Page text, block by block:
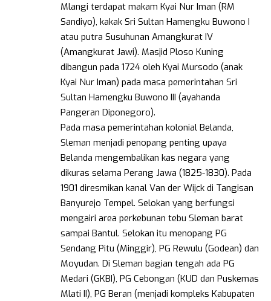
Mlangi terdapat makam Kyai Nur Iman (RM
Sandiyo), kakak Sri Sultan Hamengku Buwono I
atau putra Susuhunan Amangkurat IV
(Amangkurat Jawi). Masjid Ploso Kuning
dibangun pada 1724 oleh Kyai Mursodo (anak
Kyai Nur Iman) pada masa pemerintahan Sri
Sultan Hamengku Buwono III (ayahanda
Pangeran Diponegoro).
Pada masa pemerintahan kolonial Belanda,
Sleman menjadi penopang penting upaya
Belanda mengembalikan kas negara yang
dikuras selama Perang Jawa (1825-1830). Pada
1901 diresmikan kanal Van der Wijck di Tangisan
Banyurejo Tempel. Selokan yang berfungsi
mengairi area perkebunan tebu Sleman barat
sampai Bantul. Selokan itu menopang PG
Sendang Pitu (Minggir), PG Rewulu (Godean) dan
Moyudan. Di Sleman bagian tengah ada PG
Medari (GKBI), PG Cebongan (KUD dan Puskemas
Mlati II), PG Beran (menjadi kompleks Kabupaten